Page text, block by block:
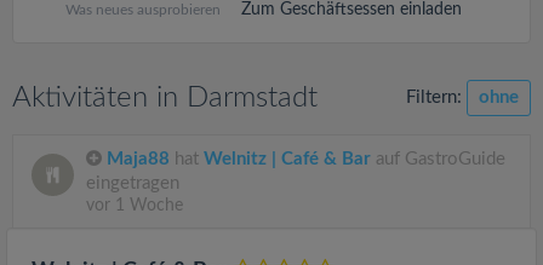
Was neues ausprobieren Zum Geschäftsessen einladen
Aktivitäten in Darmstadt Filtern: ohne
Maja88 hat Welnitz | Café & Bar auf GastroGuide
eingetragen
vor 1 Woche